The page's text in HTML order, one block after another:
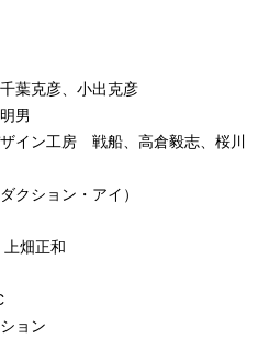
葉克彦、小出克彦
男
イン工房 戦船、高倉毅志、桜川
クション・アイ）
畑正和
ョン